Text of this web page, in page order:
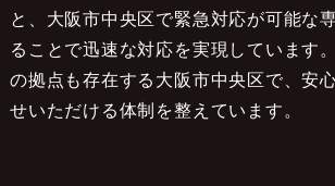
と、大阪市中央区で緊急対応が可能な
ることで迅速な対応を実現しています
の拠点も存在する大阪市中央区で、安
せいただける体制を整えています。